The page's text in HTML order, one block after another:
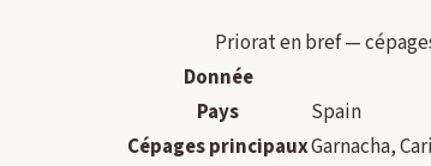
Priorat en bref —
Donnée
Pays
Spain
Cépages principauxGarnacha,